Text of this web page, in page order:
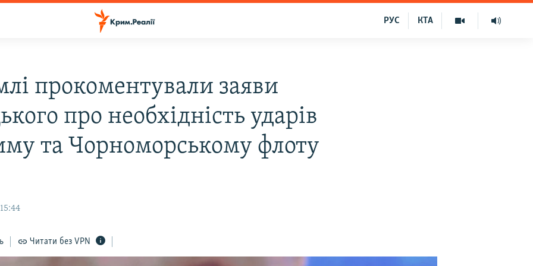
КТА
РУС
прокоментували заяви
про необхідність ударів
та Чорноморському флоту
Читати без VPN